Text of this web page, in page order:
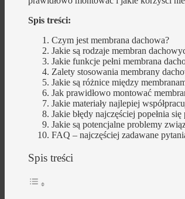
Spis treści:
Czym jest membrana dachowa?
Jakie są rodzaje membran
Jakie funkcje pełni membrana
Zalety stosowania membrany
Jakie są różnice między
Jak prawidłowo montować
Jakie materiały najlepiej
Jakie błędy najczęściej popełnia
Jakie są potencjalne problemy
FAQ – najczęściej zadawane
Spis treści